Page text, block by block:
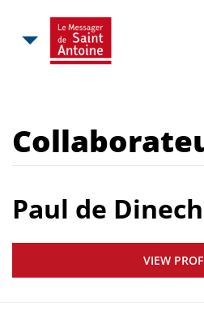
Paul de
VIEW